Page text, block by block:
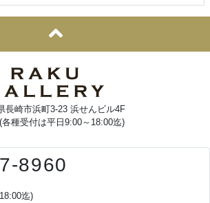
長崎市浜町3-23 浜せんビル4F
種受付は平日9:00～18:00迄)
8960
迄)